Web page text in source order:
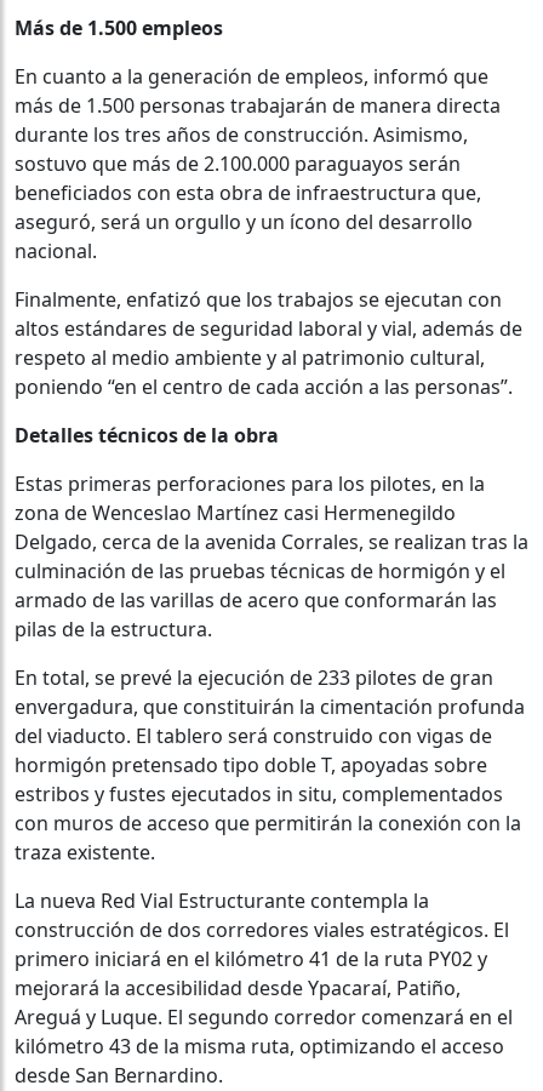
Más de 1.500 empleos
En cuanto a la generación de empleos, informó que
más de 1.500 personas trabajarán de manera directa
durante los tres años de construcción. Asimismo,
sostuvo que más de 2.100.000 paraguayos serán
beneficiados con esta obra de infraestructura que,
aseguró, será un orgullo y un ícono del desarrollo
nacional.
Finalmente, enfatizó que los trabajos se ejecutan con
altos estándares de seguridad laboral y vial, además de
respeto al medio ambiente y al patrimonio cultural,
poniendo “en el centro de cada acción a las personas”.
Detalles técnicos de la obra
Estas primeras perforaciones para los pilotes, en la
zona de Wenceslao Martínez casi Hermenegildo
Delgado, cerca de la avenida Corrales, se realizan tras la
culminación de las pruebas técnicas de hormigón y el
armado de las varillas de acero que conformarán las
pilas de la estructura.
En total, se prevé la ejecución de 233 pilotes de gran
envergadura, que constituirán la cimentación profunda
del viaducto. El tablero será construido con vigas de
hormigón pretensado tipo doble T, apoyadas sobre
estribos y fustes ejecutados in situ, complementados
con muros de acceso que permitirán la conexión con la
traza existente.
La nueva Red Vial Estructurante contempla la
construcción de dos corredores viales estratégicos. El
primero iniciará en el kilómetro 41 de la ruta PY02 y
mejorará la accesibilidad desde Ypacaraí, Patiño,
Areguá y Luque. El segundo corredor comenzará en el
kilómetro 43 de la misma ruta, optimizando el acceso
desde San Bernardino.